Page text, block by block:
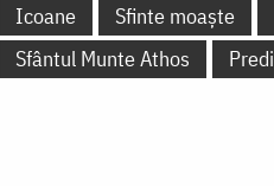
Icoane Sfinte moaște
Sfântul Munte Athos